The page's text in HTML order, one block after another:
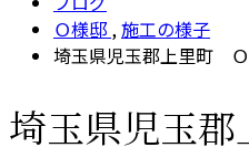
Ｏ様邸 ,施工の様子
埼玉県児玉郡上里町
埼玉県児玉